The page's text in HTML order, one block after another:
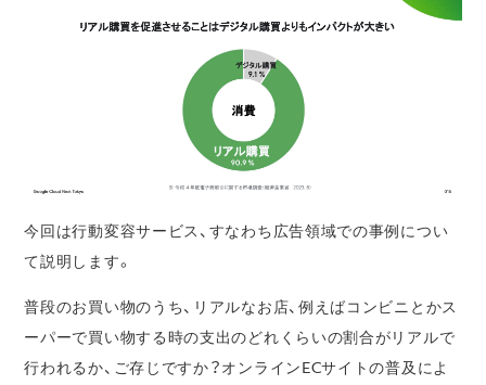
今回は行動変容サービス、すなわち広告領域での事例につい
て説明します。
普段のお買い物のうち、リアルなお店、例えばコンビニとかス
ーパーで買い物する時の支出のどれくらいの割合がリアルで
行われるか、ご存じですか？オンラインECサイトの普及によ